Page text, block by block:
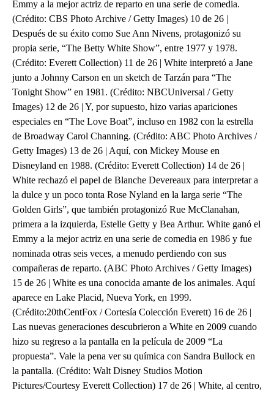
Emmy a la mejor actriz de reparto en una serie de comedia.
(Crédito: CBS Photo Archive / Getty Images) 10 de 26 |
Después de su éxito como Sue Ann Nivens, protagonizó su
propia serie, “The Betty White Show”, entre 1977 y 1978.
(Crédito: Everett Collection) 11 de 26 | White interpretó a Jane
junto a Johnny Carson en un sketch de Tarzán para “The
Tonight Show” en 1981. (Crédito: NBCUniversal / Getty
Images) 12 de 26 | Y, por supuesto, hizo varias apariciones
especiales en “The Love Boat”, incluso en 1982 con la estrella
de Broadway Carol Channing. (Crédito: ABC Photo Archives /
Getty Images) 13 de 26 | Aquí, con Mickey Mouse en
Disneyland en 1988. (Crédito: Everett Collection) 14 de 26 |
White rechazó el papel de Blanche Devereaux para interpretar a
la dulce y un poco tonta Rose Nyland en la larga serie “The
Golden Girls”, que también protagonizó Rue McClanahan,
primera a la izquierda, Estelle Getty y Bea Arthur. White ganó el
Emmy a la mejor actriz en una serie de comedia en 1986 y fue
nominada otras seis veces, a menudo perdiendo con sus
compañeras de reparto. (ABC Photo Archives / Getty Images)
15 de 26 | White es una conocida amante de los animales. Aquí
aparece en Lake Placid, Nueva York, en 1999.
(Crédito:20thCentFox / Cortesía Colección Everett) 16 de 26 |
Las nuevas generaciones descubrieron a White en 2009 cuando
hizo su regreso a la pantalla en la película de 2009 “La
propuesta”. Vale la pena ver su química con Sandra Bullock en
la pantalla. (Crédito: Walt Disney Studios Motion
Pictures/Courtesy Everett Collection) 17 de 26 | White, al centro,